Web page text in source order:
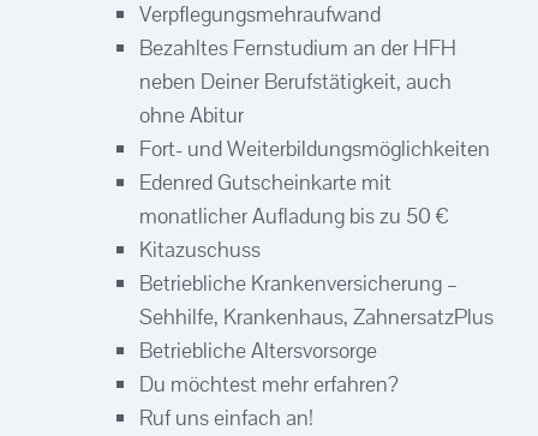
Verpflegungsmehraufwand
Bezahltes Fernstudium an der HFH
neben Deiner Berufstätigkeit, auch
ohne Abitur
Fort- und Weiterbildungsmöglichkeiten
Edenred Gutscheinkarte mit
monatlicher Aufladung bis zu 50 €
Kitazuschuss
Betriebliche Krankenversicherung –
Sehhilfe, Krankenhaus, ZahnersatzPlus
Betriebliche Altersvorsorge
Du möchtest mehr erfahren?
Ruf uns einfach an!